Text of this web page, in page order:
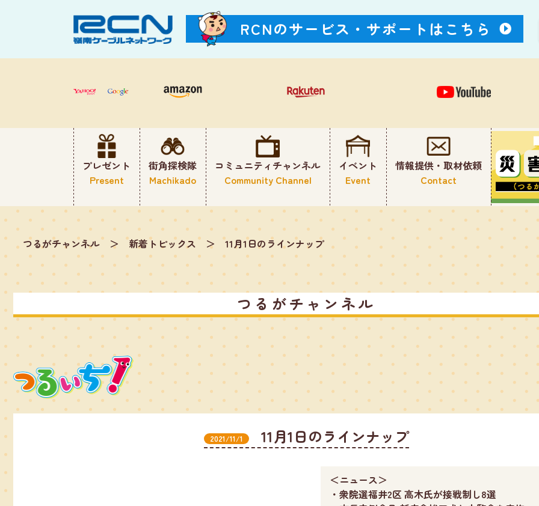
RCNのサービス・ サポートはこちら
プレゼント
Present
街角探検隊
Machikado
コミュニティチャンネル
Community Channel
イベント
Event
情報提供・取材依頼
Contact
つるがチャンネル ＞ 新着トピックス ＞ 11月1日のラインナップ
つるがチャンネル
2021/11/1 11月1日のラインナップ
＜ニュース＞
・衆院選福井2区 高木氏が接戦制し8選